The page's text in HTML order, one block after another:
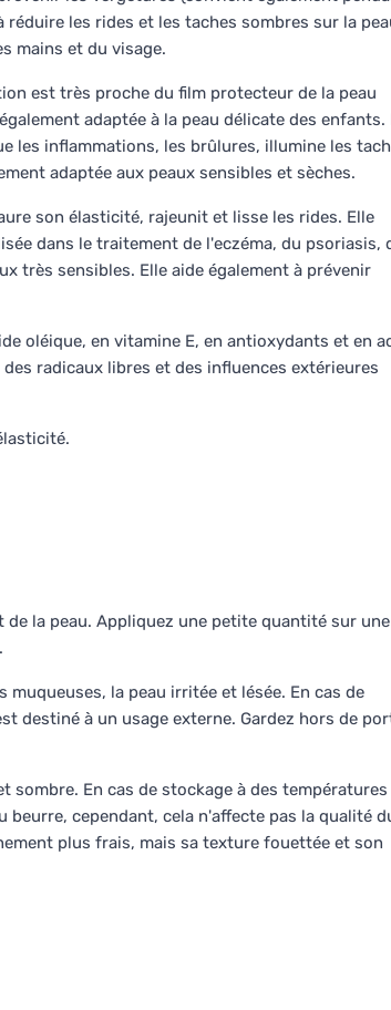
les rides et les taches sombres sur la
mains et du visage.
est très proche du film protecteur de la peau
adaptée à la peau délicate des enfants.
les inflammations, les brûlures, illumine les
adaptée aux peaux sensibles et sèches.
son élasticité, rajeunit et lisse les rides. Elle
dans le traitement de l'eczéma, du psoriasis,
très sensibles. Elle aide également à prévenir
oléique, en vitamine E, en antioxydants et en
radicaux libres et des influences extérieures
la peau. Appliquez une petite quantité sur une
la peau irritée et lésée. En cas de
destiné à un usage externe. Gardez hors de
En cas de stockage à des températures
cependant, cela n'affecte pas la qualité
plus frais, mais sa texture fouettée et son